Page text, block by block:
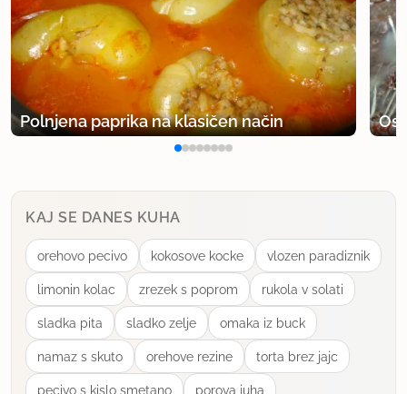
Polnjena paprika na klasičen način
KAJ SE DANES KUHA
orehovo pecivo kokosove kocke vlozen paradiznik
limonin kolac zrezek s poprom rukola v solati
sladka pita sladko zelje omaka iz buck
namaz s skuto orehove rezine torta brez jajc
pecivo s kislo smetano porova juha